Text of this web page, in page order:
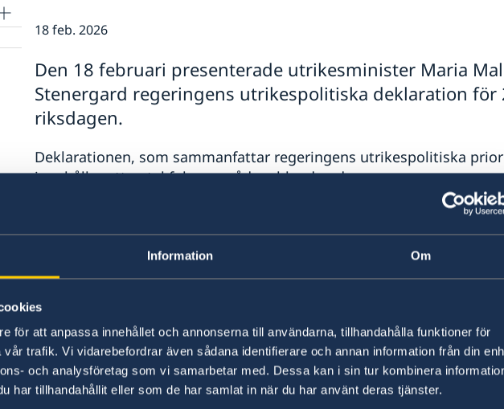
Information Om
för att anpassa innehållet och annonserna till användarna, tillhandahålla funktioner för
trafik. Vi vidarebefordrar även sådana identifierare och annan information från din
och analysföretag som vi samarbetar med. Dessa kan i sin tur kombinera
har tillhandahållit eller som de har samlat in när du har använt deras tjänster.
18 feb. 2026
Den 18 februari presenterade utrikesminister Maria
Stenergard regeringens utrikespolitiska deklaration för
riksdagen.
Deklarationen, som sammanfattar regeringens utrikespolitiska
innehåller ett antal fokusområden, bland andra:
Stärkta samarbeten inom säkerhet och handel.
Jämställdhet och kvinnors egenmakt.
– Vi har valt att värna Sveriges och svenskars säkerhet. Sveriges
gör vårt land säkrare. Vi står inte ensamma i en orolig tid, säger
Malmer Stenergard.
Läs pressmeddelandet om utrikesdeklarationen på regeringen.se.